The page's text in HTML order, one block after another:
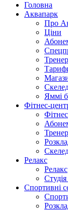
Головна
Аквапарк
Про
Ціни
Яммі
Фітнес-
Релакс
Релакс
Спортивні